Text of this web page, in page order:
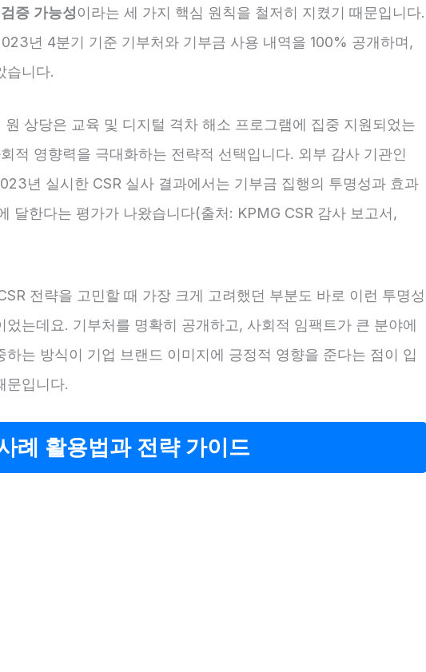
검증 가능성이라는 세 가지 핵심 원칙을 철저히 지켰기 때문입니다.
년 4분기 기준 기부처와 기부금 사용 내역을 100% 공개하며,
습니다.
원 상당은 교육 및 디지털 격차 해소 프로그램에 집중 지원되었는
적 영향력을 극대화하는 전략적 선택입니다. 외부 감사 기관인
년 실시한 CSR 실사 결과에서는 기부금 집행의 투명성과 효과
달한다는 평가가 나왔습니다(출처: KPMG CSR 감사 보고서,
전략을 고민할 때 가장 크게 고려했던 부분도 바로 이런 투명성
었는데요. 기부처를 명확히 공개하고, 사회적 임팩트가 큰 분야에
하는 방식이 기업 브랜드 이미지에 긍정적 영향을 준다는 점이 입
문입니다.
례 활용법과 전략 가이드